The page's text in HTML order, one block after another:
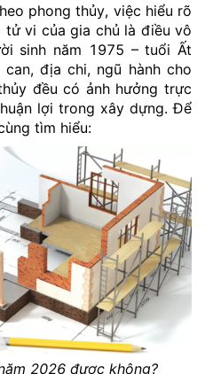
phong thủy, việc hiểu rõ
vi của gia chủ là điều vô
sinh năm 1975 – tuổi Ất
địa chi, ngũ hành cho
đều có ảnh hưởng trực
lợi trong xây dựng. Để
tìm hiểu:
2026 được không?